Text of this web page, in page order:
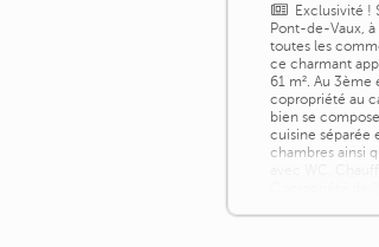
Exclusivité !
Pont-de-Vaux,
toutes les
ce charmant
61 m². Au
copropriété au
bien se
cuisine séparée
chambres ainsi